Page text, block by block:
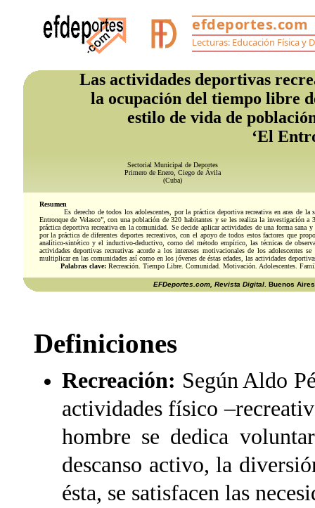
Las actividades deportivas
la ocupación del tiempo libre
estilo de vida de
‘El
Sectorial Municipal de Deportes
Primero de Enero, Ciego de Ávila
(Cuba)
Resumen
Es derecho de todos los adolescentes, por la práctica deportiva recreativa en aras
Entronque de Velasco”, con una población de 320 habitantes y se les realiza la investigación
práctica deportiva recreativa en la comunidad. Se decide aplicar actividades de una forma
por la práctica de diferentes deportes recreativos, con el apoyo de todos estos factores que
analítico-sintético y el inductivo-deductivo, como del método empírico, las técnicas de
actividades deportivas recreativas acorde a los intereses motivacionales de los
multiplicar en las comunidades así como en los jóvenes de éstas edades, las actividades
Palabras clave: Recreación. Tiempo Libre. Comunidad. Motivación. Adolescentes.
EFDeportes.com, Revista Digital. Buenos
Definiciones
Recreación: Según Aldo
actividades físico
hombre se dedica
descanso activo, la
ésta, se satisfacen las